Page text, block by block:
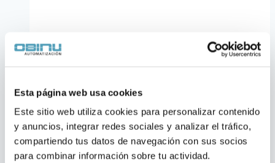
Esta página web usa cookies
Este sitio web utiliza cookies para personalizar contenido
y anuncios, integrar redes sociales y analizar el tráfico,
compartiendo tus datos de navegación con sus socios
para combinar información sobre tu actividad.
Variador de Frecuencia